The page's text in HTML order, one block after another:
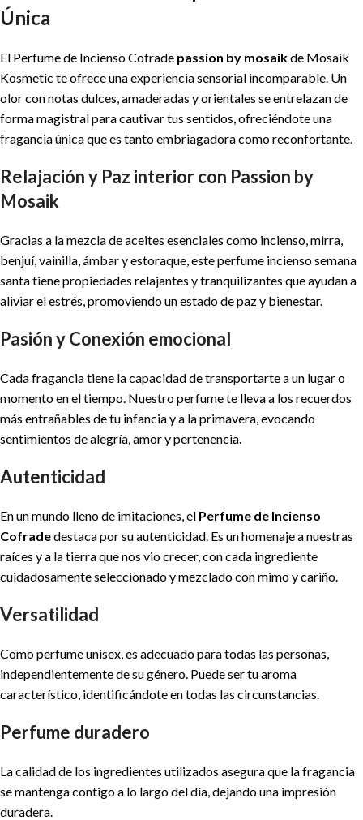
Única
El Perfume de Incienso Cofrade passion by mosaikde Mosaik
Kosmetic te ofrece una experiencia sensorial incomparable. Un
olor con notas dulces, amaderadas y orientales se entrelazan de
forma magistral para cautivar tus sentidos, ofreciéndote una
fragancia única que es tanto embriagadora como reconfortante.
Relajación y Paz interior con Passion by
Mosaik
Gracias a la mezcla de aceites esenciales como incienso, mirra,
benjuí, vainilla, ámbar y estoraque, este perfume incienso semana
santa tiene propiedades relajantes y tranquilizantes que ayudan a
aliviar el estrés, promoviendo un estado de paz y bienestar.
Pasión y Conexión emocional
Cada fragancia tiene la capacidad de transportarte a un lugar o
momento en el tiempo. Nuestro perfume te lleva a los recuerdos
más entrañables de tu infancia y a la primavera, evocando
sentimientos de alegría, amor y pertenencia.
Autenticidad
En un mundo lleno de imitaciones, el Perfume de Incienso
Cofradedestaca por su autenticidad. Es un homenaje a nuestras
raíces y a la tierra que nos vio crecer, con cada ingrediente
cuidadosamente seleccionado y mezclado con mimo y cariño.
Versatilidad
Como perfume unisex, es adecuado para todas las personas,
independientemente de su género. Puede ser tu aroma
característico, identificándote en todas las circunstancias.
Perfume duradero
La calidad de los ingredientes utilizados asegura que la fragancia
se mantenga contigo a lo largo del día, dejando una impresión
duradera.